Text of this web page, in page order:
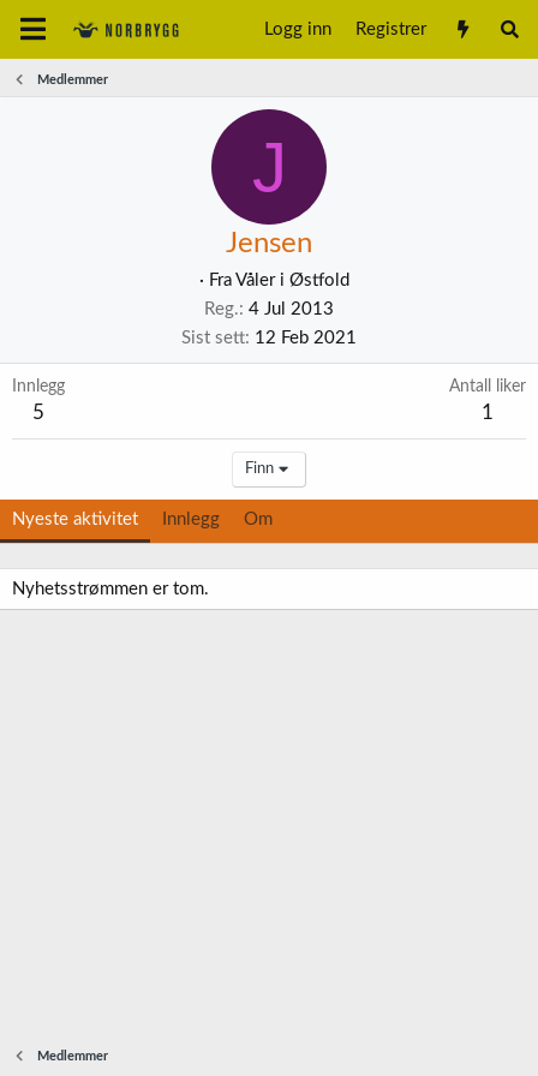
Logg inn Registrer
Medlemmer
J
Jensen
· Fra Våler i Østfold
Reg. 4 Jul 2013
Sist sett 12 Feb 2021
Innlegg
5
Antall liker
1
Finn
Nyeste aktivitet Innlegg Om
Nyhetsstrømmen er tom.
Medlemmer